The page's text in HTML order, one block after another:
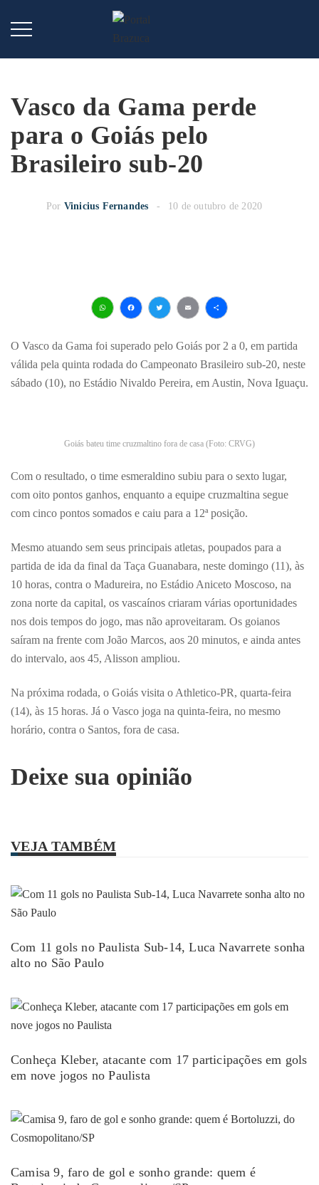
Vasco da Gama perde
para o Goiás pelo
Brasileiro sub-20
Por Vinicius Fernandes 10 de outubro de 2020
O Vasco da Gama foi superado pelo Goiás por 2 a 0, em partida
válida pela quinta rodada do Campeonato Brasileiro sub-20, neste
sábado (10), no Estádio Nivaldo Pereira, em Austin, Nova Iguaçu.
Goiás bateu time cruzmaltino fora de casa (Foto: CRVG)
Com o resultado, o time esmeraldino subiu para o sexto lugar,
com oito pontos ganhos, enquanto a equipe cruzmaltina segue
com cinco pontos somados e caiu para a 12ª posição.
Mesmo atuando sem seus principais atletas, poupados para a
partida de ida da final da Taça Guanabara, neste domingo (11), às
10 horas, contra o Madureira, no Estádio Aniceto Moscoso, na
zona norte da capital, os vascaínos criaram várias oportunidades
nos dois tempos do jogo, mas não aproveitaram. Os goianos
saíram na frente com João Marcos, aos 20 minutos, e ainda antes
do intervalo, aos 45, Alisson ampliou.
Na próxima rodada, o Goiás visita o Athletico-PR, quarta-feira
(14), às 15 horas. Já o Vasco joga na quinta-feira, no mesmo
horário, contra o Santos, fora de casa.
Deixe sua opinião
VEJA TAMBÉM
Com 11 gols no Paulista Sub-14, Luca Navarrete sonha
alto no São Paulo
Conheça Kleber, atacante com 17 participações em gols
em nove jogos no Paulista
Camisa 9, faro de gol e sonho grande: quem é